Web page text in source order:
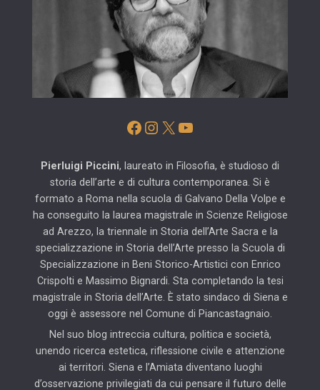
Facebook
Instagram
X YouTube
Pierluigi Piccini, laureato in Filosofia, è studioso di
storia dell’arte e di cultura contemporanea. Si è
formato a Roma nella scuola di Galvano Della Volpe e
ha conseguito la laurea magistrale in Scienze Religiose
ad Arezzo, la triennale in Storia dell’Arte Sacra e la
specializzazione in Storia dell’Arte presso la Scuola di
Specializzazione in Beni Storico-Artistici con Enrico
Crispolti e Massimo Bignardi. Sta completando la tesi
magistrale in Storia dell’Arte. È stato sindaco di Siena e
oggi è assessore nel Comune di Piancastagnaio.
Nel suo blog intreccia cultura, politica e società,
unendo ricerca estetica, riflessione civile e attenzione
ai territori. Siena e l’Amiata diventano luoghi
d’osservazione privilegiati da cui pensare il futuro delle